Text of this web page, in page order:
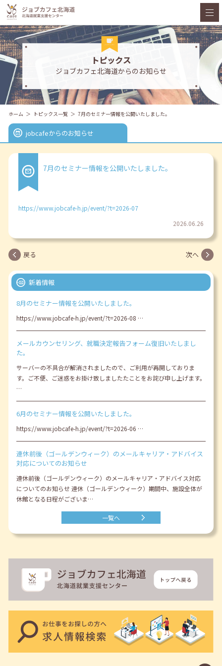
トピックス
ジョブカフェ北海道からのお知らせ
ホーム トピックス一覧 7月のセミナー情報を公開いたしました。
jobcafeからのお知らせ
7月のセミナー情報を公開いたしました。
https://www.jobcafe-h.jp/event/?t=2026-07
2026.06.26
戻る 次へ
新着情報
8月のセミナー情報を公開いたしました。
https://www.jobcafe-h.jp/event/?t=2026-08 …
メールカウンセリング、就職決定報告フォーム復旧いたしまし
た。
サーバーの不具合が解消されましたので、ご利用が再開しておりま
す。ご不便、ご迷惑をお掛け致しましたたことをお詫び申し上げます。
…
6月のセミナー情報を公開いたしました。
https://www.jobcafe-h.jp/event/?t=2026-06 …
連休前後（ゴールデンウィーク）のメールキャリア・アドバイス
対応についてのお知らせ
連休前後（ゴールデンウィーク）のメールキャリア・アドバイス対応
についてのお知らせ 連休（ゴールデンウィーク）期間中、施設全体が
休館となる日程がございま…
一覧へ